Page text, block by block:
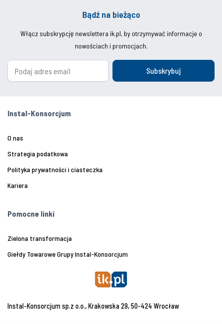
Bądź na bieżąco
Włącz subskrypcję newslettera ik.pl, by otrzymywać informacje o
nowościach i promocjach.
Subskrybuj
Instal-Konsorcjum
O nas
Strategia podatkowa
Polityka prywatności i ciasteczka
Kariera
Pomocne linki
Zielona transformacja
Giełdy Towarowe Grupy Instal-Konsorcjum
Instal-Konsorcjum sp.z o.o., Krakowska 29, 50-424 Wrocław